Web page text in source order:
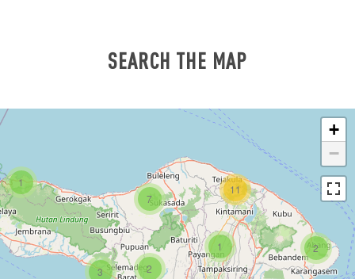
SEARCH THE MAP
1
1
3
7
2
11
2
+
−